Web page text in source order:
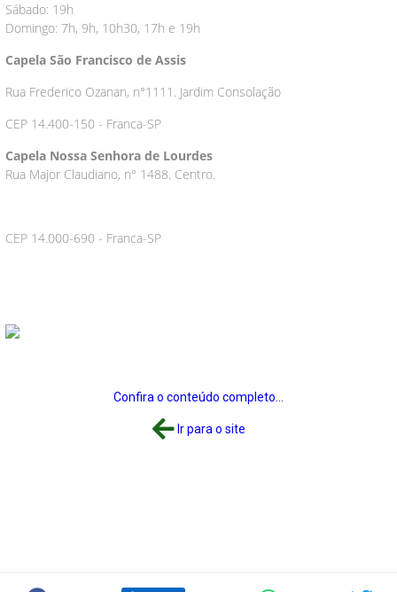
Sábado: 19h
Domingo: 7h, 9h, 10h30, 17h e 19h
Capela São Francisco de Assis
Rua Frederico Ozanan, n°1111. Jardim Consolação
CEP 14.400-150 - Franca-SP
Capela Nossa Senhora de Lourdes
Rua Major Claudiano, n° 1488. Centro.
CEP 14.000-690 - Franca-SP
Confira o conteúdo completo...
Ir para o site